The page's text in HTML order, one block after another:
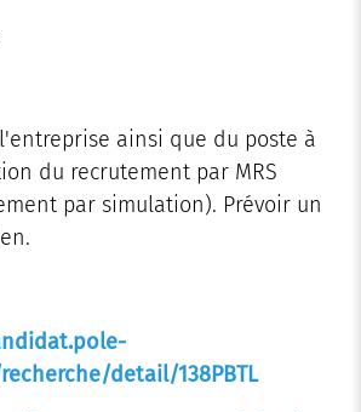
ainsi que du poste à
du recrutement par MRS
par simulation). Prévoir un
detail/138PBTL